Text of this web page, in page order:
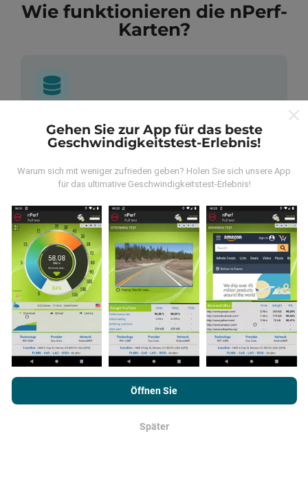
Wie funktionieren die nPerf-
Karten?
Wo kommen die Daten her?
Benutzern der nPerf App durchgeführt wurden. Dies
sind Tests, die unter realen Bedingungen direkt im
möchten, einfach die nPerf App auf Ihrem
Smartphone laden.Je mehr Daten gesammelt werden,
desto umfangreicher werden die Karten!
Wie werden Updates gemacht?
jede Stunde von einem Bot aktualisiert.
. Die Daten werden für zwei Jahre
Gehen Sie zur App für das beste
Geschwindigkeitstest-Erlebnis!
Warum sich mit weniger zufrieden geben? Holen Sie sich unsere App
für das ultimative Geschwindigkeitstest-Erlebnis!
Öffnen Sie
Später
Datenschutz- und Nutzungsbedingungen
TestEndbenutzer-Lizenzvertragzu.
OK